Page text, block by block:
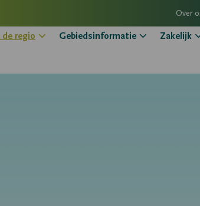
Over
regio Gebiedsinformatie Zakelijk